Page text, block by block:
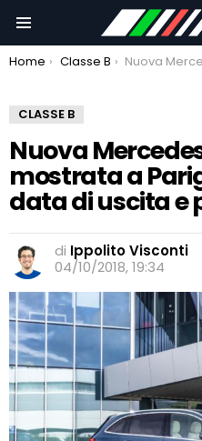
You are here:
Home Classe B Nuova Mercedes Classe B mostrata a Parigi: Specifiche, data di
CLASSE B
Nuova
mostrata a
data di uscita e
di Ippolito Visconti
04/10/2018, 19:34